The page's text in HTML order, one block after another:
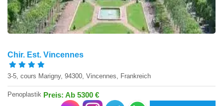
Chir. Est. Vincennes
3-5, cours Marigny, 94300, Vincennes, Frankreich
Penoplastik Preis: Ab 5300 €